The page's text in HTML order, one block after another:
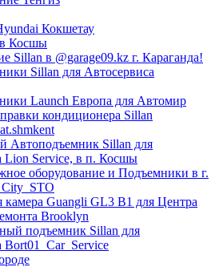
Кокшетау
в Косшы
Sillan в @garage09.kz г. Караганда!
Sillan для Автосервиса
Launch Европа для Автомир
кондиционера Sillan
Автоподъемник Sillan для
Lion Service, в п. Косшы
оборудование и Подъемники в г.
камера Guangli GL3 B1 для Центра
Brooklyn
подъемник Sillan для
Bort01_Car_Service